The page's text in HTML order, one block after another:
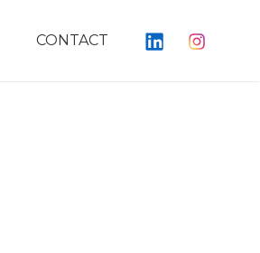
CONTACT